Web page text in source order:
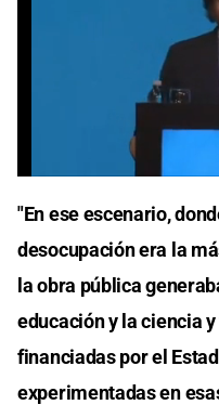
of
seconds
"En ese escenario,
desocupación era la
la obra pública
educación y la ciencia
financiadas por el
experimentadas en